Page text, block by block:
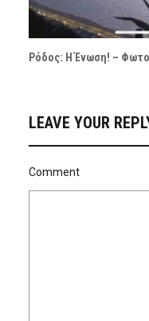
Ρόδος: Η Ένωση! –
LEAVE YOUR
Comment